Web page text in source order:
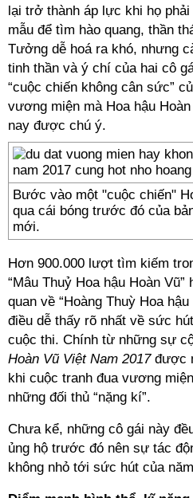
lại trở thành áp lực khi họ
mẫu để tìm hào quang, thần
Tưởng dễ hoá ra khó, nhưng
tinh thần và ý chí của hai cô
“cuộc chiến không cân sức”
vương miện mà Hoa hậu
nay được chú ý.
Bước vào một "cuộc chiến"
qua cái bóng trước đó của
mới.
Hơn 900.000 lượt tìm kiếm
“Mâu Thuỷ Hoa hậu Hoàn
quan về “Hoàng Thuỳ Hoa
điều dễ thấy rõ nhất về sức
cuộc thi. Chính từ những sự
Hoàn Vũ Việt Nam 2017được
khi cuộc tranh đua vương
những đối thủ “nặng kí”.
Chưa kể, những cô gái này
ủng hộ trước đó nên sự tác
không nhỏ tới sức hút của